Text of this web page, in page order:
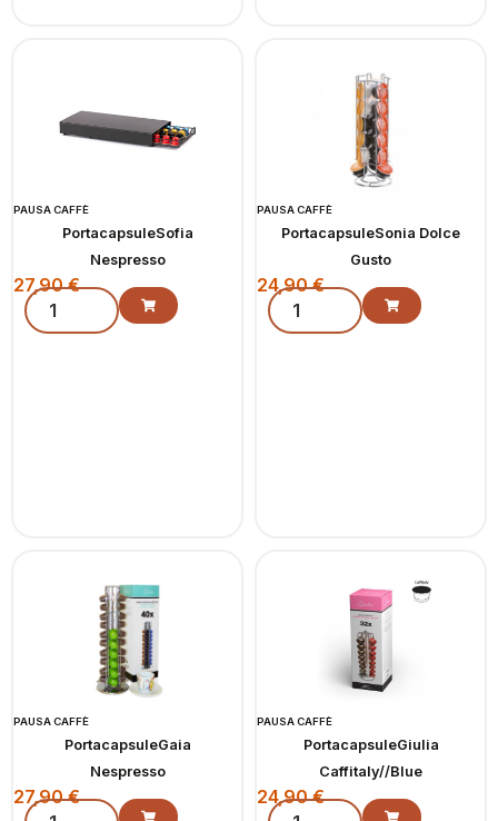
PAUSA CAFFÈ
PortacapsuleSofia
Nespresso
27,90€
PAUSA CAFFÈ
PortacapsuleSonia Dolce
Gusto
24,90€
PAUSA CAFFÈ
PortacapsuleGaia
Nespresso
27,90€
PAUSA CAFFÈ
PortacapsuleGiulia
Caffitaly//Blue
24,90€